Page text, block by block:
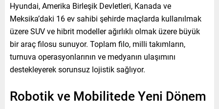
Hyundai, Amerika Birleşik Devletleri, Kanada ve
Meksika’daki 16 ev sahibi şehirde maçlarda kullanılmak
üzere SUV ve hibrit modeller ağırlıklı olmak üzere büyük
bir araç filosu sunuyor. Toplam filo, milli takımların,
turnuva operasyonlarının ve medyanın ulaşımını
destekleyerek sorunsuz lojistik sağlıyor.
Robotik ve Mobilitede Yeni Dönem